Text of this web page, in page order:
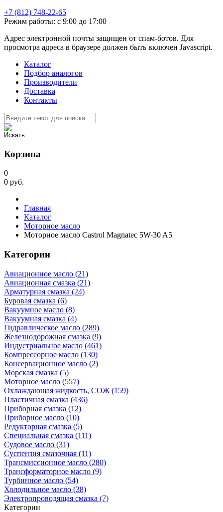
+7 (812) 748-22-65
Режим работы: с 9:00 до 17:00
Адрес электронной почты защищен от спам-ботов. Для
просмотра адреса в браузере должен быть включен Javascript.
Каталог
Подбор аналогов
Производители
Доставка
Контакты
Корзина
0
0 руб.
Главная
Каталог
Моторное масло
Моторное масло Castrol Magnatec 5W-30 A5
Категории
Авиационное масло (21)
Авиационная смазка (21)
Арматурная смазка (24)
Буровая смазка (6)
Вакуумное масло (8)
Вакуумная смазка (4)
Гидравлическое масло (289)
Железнодорожная смазка (9)
Индустриальное масло (461)
Компрессорное масло (130)
Консервационное масло (2)
Морская смазка (5)
Моторное масло (557)
Охлаждающая жидкость, СОЖ (159)
Пластичная смазка (436)
Приборная смазка (12)
Приборное масло (10)
Редукторная смазка (5)
Специальная смазка (111)
Судовое масло (31)
Суспензия смазочная (11)
Трансмиссионное масло (280)
Трансформаторное масло (9)
Турбинное масло (54)
Холодильное масло (38)
Электропроводящая смазка (7)
Категории